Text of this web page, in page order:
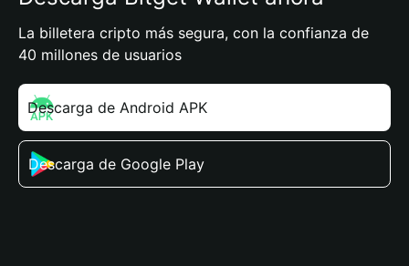
La billetera cripto más segura, con la confianza de
40 millones de usuarios
Descarga de Android APK
Descarga de Google Play